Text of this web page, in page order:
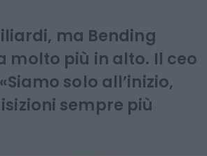
ma Bending
molto più in alto. Il ceo
solo all’inizio,
sempre più